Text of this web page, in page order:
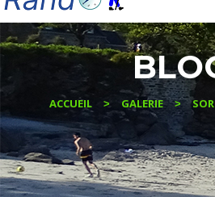
ACCUEIL > GALERIE >